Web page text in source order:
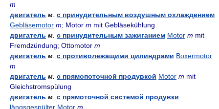
m
двигатель м. с принудительным воздушным охлаждением
Gebläsemotor m; Motor m mit Gebläsekühlung
двигатель м. с принудительным зажиганием Motor m mit
Fremdzündung; Ottomotor m
двигатель м. с противолежащими цилиндрами Boxermotor
m
двигатель м. с прямопоточной продувкой Motor m mit
Gleichstromspülung
двигатель м. с прямоточной системой продувки
längsgespülter Motor m